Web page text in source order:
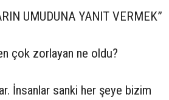
UMUDUNA YANIT VERMEK”
çok zorlayan ne oldu?
İnsanlar sanki her şeye bizim